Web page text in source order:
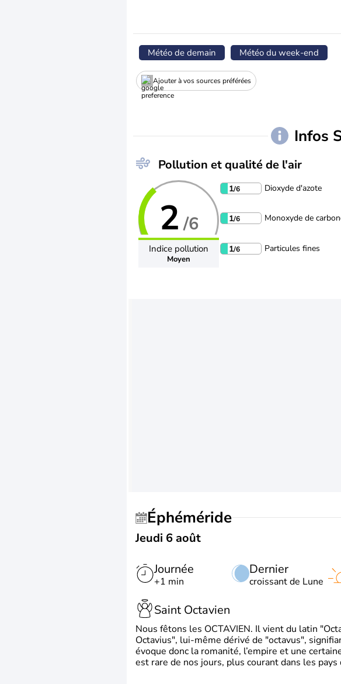
Météo de demain Météo du week-end
Ajouter à vos sources préférées
Infos
Pollution et qualité de l'air
2 /6
Indice pollution
Moyen
1/6 Dioxyde d'azote
1/6 Monoxyde de
1/6 Particules fines
Éphéméride
Jeudi 6 août
Journée
+1 min
Dernier
croissant de Lune
Saint Octavien
Nous fêtons les OCTAVIEN. Il vient du latin
Octavius", lui-même dérivé de "octavus",
évoque donc la romanité, l’empire et une
est rare de nos jours, plus courant dans les